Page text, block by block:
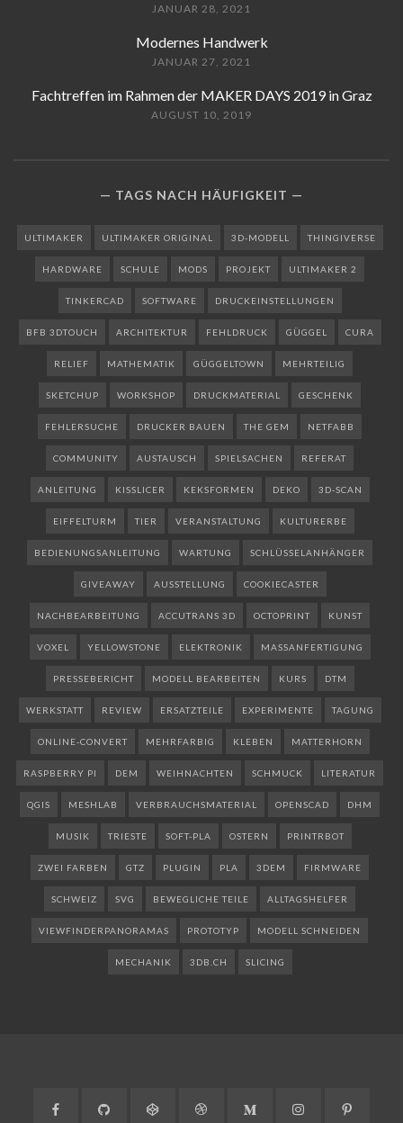
JANUAR 28, 2021
Modernes Handwerk
JANUAR 27, 2021
Fachtreffen im Rahmen der MAKER DAYS 2019 in Graz
AUGUST 10, 2019
TAGS NACH HÄUFIGKEIT
ULTIMAKER ULTIMAKER ORIGINAL 3D-MODELL THINGIVERSE
HARDWARE SCHULE MODS PROJEKT ULTIMAKER 2
TINKERCAD SOFTWARE DRUCKEINSTELLUNGEN
BFB 3DTOUCH ARCHITEKTUR FEHLDRUCK GÜGGEL CURA
RELIEF MATHEMATIK GÜGGELTOWN MEHRTEILIG
SKETCHUP WORKSHOP DRUCKMATERIAL GESCHENK
FEHLERSUCHE DRUCKER BAUEN THE GEM NETFABB
COMMUNITY AUSTAUSCH SPIELSACHEN REFERAT
ANLEITUNG KISSLICER KEKSFORMEN DEKO 3D-SCAN
EIFFELTURM TIER VERANSTALTUNG KULTURERBE
BEDIENUNGSANLEITUNG WARTUNG SCHLÜSSELANHÄNGER
GIVEAWAY AUSSTELLUNG COOKIECASTER
NACHBEARBEITUNG ACCUTRANS 3D OCTOPRINT KUNST
VOXEL YELLOWSTONE ELEKTRONIK MASSANFERTIGUNG
PRESSEBERICHT MODELL BEARBEITEN KURS DTM
WERKSTATT REVIEW ERSATZTEILE EXPERIMENTE TAGUNG
ONLINE-CONVERT MEHRFARBIG KLEBEN MATTERHORN
RASPBERRY PI DEM WEIHNACHTEN SCHMUCK LITERATUR
QGIS MESHLAB VERBRAUCHSMATERIAL OPENSCAD DHM
MUSIK TRIESTE SOFT-PLA OSTERN PRINTRBOT
ZWEI FARBEN GTZ PLUGIN PLA 3DEM FIRMWARE
SCHWEIZ SVG BEWEGLICHE TEILE ALLTAGSHELFER
VIEWFINDERPANORAMAS PROTOTYP MODELL SCHNEIDEN
MECHANIK 3DB.CH SLICING
Facebook GitHub CodePen DribbbleMedium Instagram